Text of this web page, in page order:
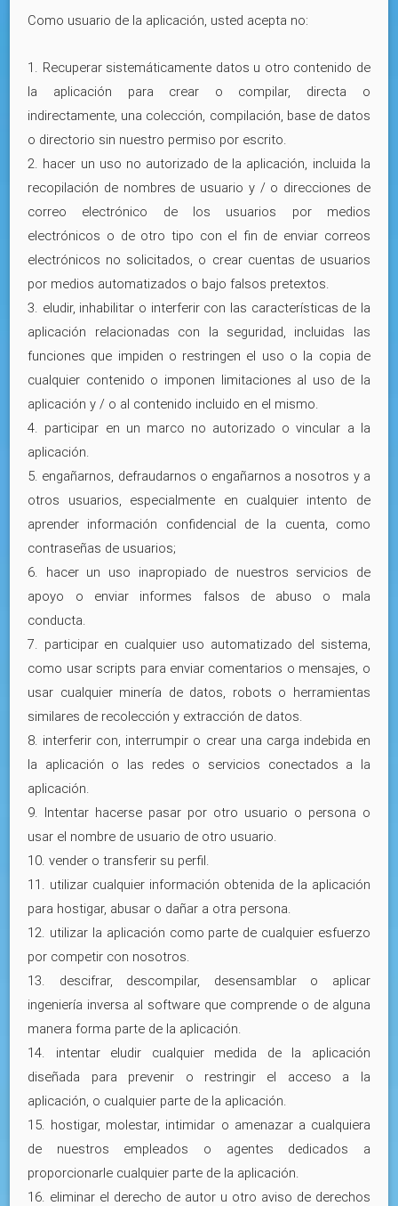
Como usuario de la aplicación, usted acepta no:
1. Recuperar sistemáticamente datos u otro contenido de
la aplicación para crear o compilar, directa o
indirectamente, una colección, compilación, base de datos
o directorio sin nuestro permiso por escrito.
2. hacer un uso no autorizado de la aplicación, incluida la
recopilación de nombres de usuario y / o direcciones de
correo electrónico de los usuarios por medios
electrónicos o de otro tipo con el fin de enviar correos
electrónicos no solicitados, o crear cuentas de usuarios
por medios automatizados o bajo falsos pretextos.
3. eludir, inhabilitar o interferir con las características de la
aplicación relacionadas con la seguridad, incluidas las
funciones que impiden o restringen el uso o la copia de
cualquier contenido o imponen limitaciones al uso de la
aplicación y / o al contenido incluido en el mismo.
4. participar en un marco no autorizado o vincular a la
aplicación.
5. engañarnos, defraudarnos o engañarnos a nosotros y a
otros usuarios, especialmente en cualquier intento de
aprender información confidencial de la cuenta, como
contraseñas de usuarios;
6. hacer un uso inapropiado de nuestros servicios de
apoyo o enviar informes falsos de abuso o mala
conducta.
7. participar en cualquier uso automatizado del sistema,
como usar scripts para enviar comentarios o mensajes, o
usar cualquier minería de datos, robots o herramientas
similares de recolección y extracción de datos.
8. interferir con, interrumpir o crear una carga indebida en
la aplicación o las redes o servicios conectados a la
aplicación.
9. Intentar hacerse pasar por otro usuario o persona o
usar el nombre de usuario de otro usuario.
10. vender o transferir su perfil.
11. utilizar cualquier información obtenida de la aplicación
para hostigar, abusar o dañar a otra persona.
12. utilizar la aplicación como parte de cualquier esfuerzo
por competir con nosotros.
13. descifrar, descompilar, desensamblar o aplicar
ingeniería inversa al software que comprende o de alguna
manera forma parte de la aplicación.
14. intentar eludir cualquier medida de la aplicación
diseñada para prevenir o restringir el acceso a la
aplicación, o cualquier parte de la aplicación.
15. hostigar, molestar, intimidar o amenazar a cualquiera
de nuestros empleados o agentes dedicados a
proporcionarle cualquier parte de la aplicación.
16. eliminar el derecho de autor u otro aviso de derechos